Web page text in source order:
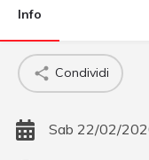
Info
Condividi
Sab 22/02/